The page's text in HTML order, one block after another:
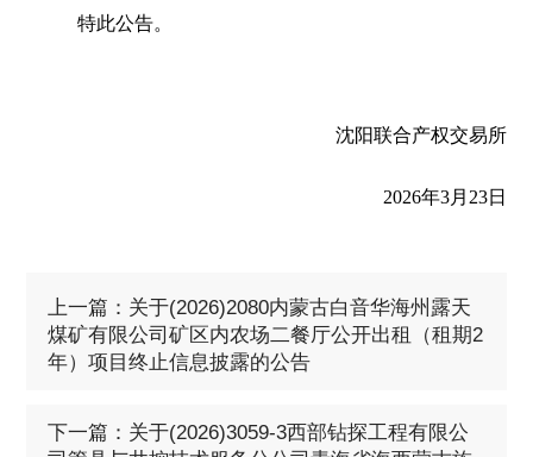
特此公告。
沈阳联合产权交易所
2026年3月23日
上一篇：关于(2026)2080内蒙古白音华海州露天
煤矿有限公司矿区内农场二餐厅公开出租（租期2
年）项目终止信息披露的公告
下一篇：关于(2026)3059-3西部钻探工程有限公